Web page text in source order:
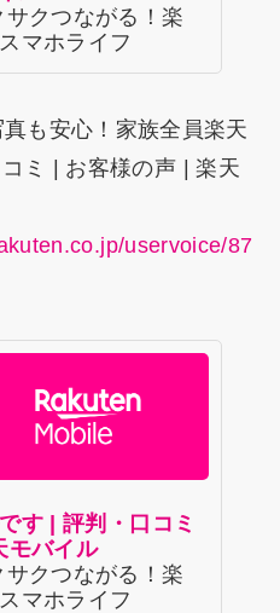
クつながる！楽
マホライフ
も安心！家族全員楽天
ミ | お客様の声 | 楽天
uservoice/87
す | 評判・口コミ
モバイル
クつながる！楽
マホライフ